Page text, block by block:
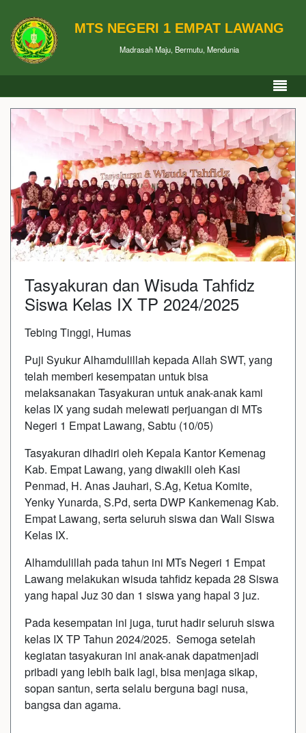
MTS NEGERI 1 EMPAT LAWANG
Madrasah Maju, Bermutu, Mendunia
Tasyakuran dan Wisuda Tahfidz
Siswa Kelas IX TP 2024/2025
Tebing Tinggi, Humas
Puji Syukur Alhamdulillah kepada Allah SWT, yang
telah memberi kesempatan untuk bisa
melaksanakan Tasyakuran untuk anak-anak kami
kelas IX yang sudah melewati perjuangan di MTs
Negeri 1 Empat Lawang, Sabtu (10/05)
Tasyakuran dihadiri oleh Kepala Kantor Kemenag
Kab. Empat Lawang, yang diwakili oleh Kasi
Penmad, H. Anas Jauhari, S.Ag, Ketua Komite,
Yenky Yunarda, S.Pd, serta DWP Kankemenag Kab.
Empat Lawang, serta seluruh siswa dan Wali Siswa
Kelas IX.
Alhamdulillah pada tahun ini MTs Negeri 1 Empat
Lawang melakukan wisuda tahfidz kepada 28 Siswa
yang hapal Juz 30 dan 1 siswa yang hapal 3 juz.
Pada kesempatan ini juga, turut hadir seluruh siswa
kelas IX TP Tahun 2024/2025. Semoga setelah
kegiatan tasyakuran ini anak-anak dapatmenjadi
pribadi yang lebih baik lagi, bisa menjaga sikap,
sopan santun, serta selalu berguna bagi nusa,
bangsa dan agama.